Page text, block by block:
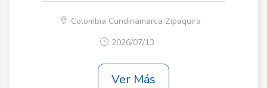
Colombia Cundinamarca Zipaquira
2026/07/13
Ver Más